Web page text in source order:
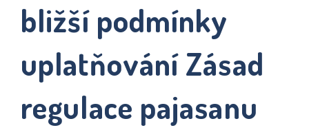
bližší podmínky
uplatňování Zásad
regulace pajasanu